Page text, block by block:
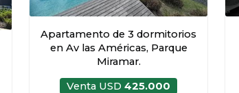
Apartamento de 3 dormitorios
en Av las Américas, Parque
Miramar.
Venta USD 425.000